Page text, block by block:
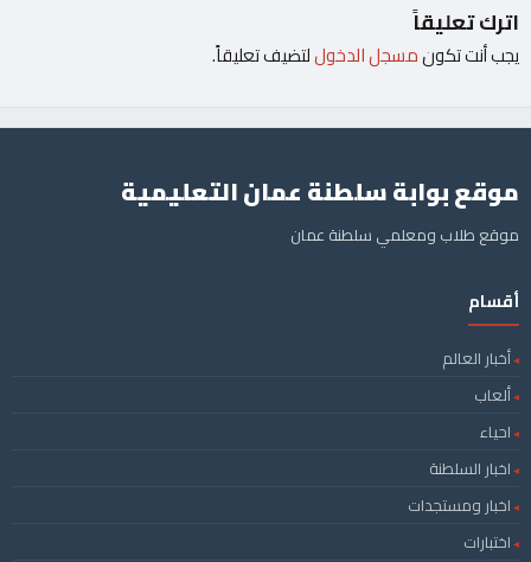
اترك تعليقاً
يجب أنت تكونمسجل الدخوللتضيف تعليقاً.
موقع بوابة سلطنة عمان التعليمية
موقع طلاب ومعلمي سلطنة عمان
أقسام
أخبار العالم
ألعاب
احياء
اخبار السلطنة
اخبار ومستجدات
اختبارات